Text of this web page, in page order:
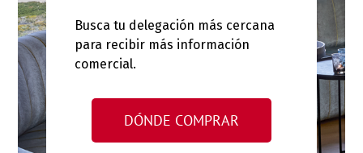
Busca tu delegación más cercana
para recibir más información
comercial.
DÓNDE COMPRAR